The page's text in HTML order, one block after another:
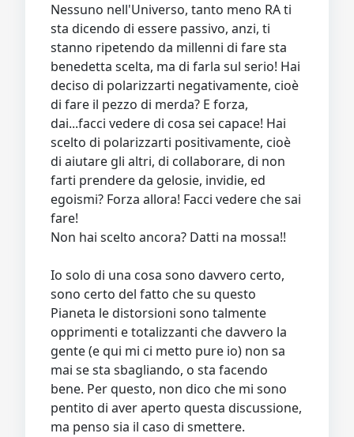
Nessuno nell'Universo, tanto meno RA ti
sta dicendo di essere passivo, anzi, ti
stanno ripetendo da millenni di fare sta
benedetta scelta, ma di farla sul serio! Hai
deciso di polarizzarti negativamente, cioè
di fare il pezzo di merda? E forza,
dai...facci vedere di cosa sei capace! Hai
scelto di polarizzarti positivamente, cioè
di aiutare gli altri, di collaborare, di non
farti prendere da gelosie, invidie, ed
egoismi? Forza allora! Facci vedere che sai
fare!
Non hai scelto ancora? Datti na mossa!!
Io solo di una cosa sono davvero certo,
sono certo del fatto che su questo
Pianeta le distorsioni sono talmente
opprimenti e totalizzanti che davvero la
gente (e qui mi ci metto pure io) non sa
mai se sta sbagliando, o sta facendo
bene. Per questo, non dico che mi sono
pentito di aver aperto questa discussione,
ma penso sia il caso di smettere.